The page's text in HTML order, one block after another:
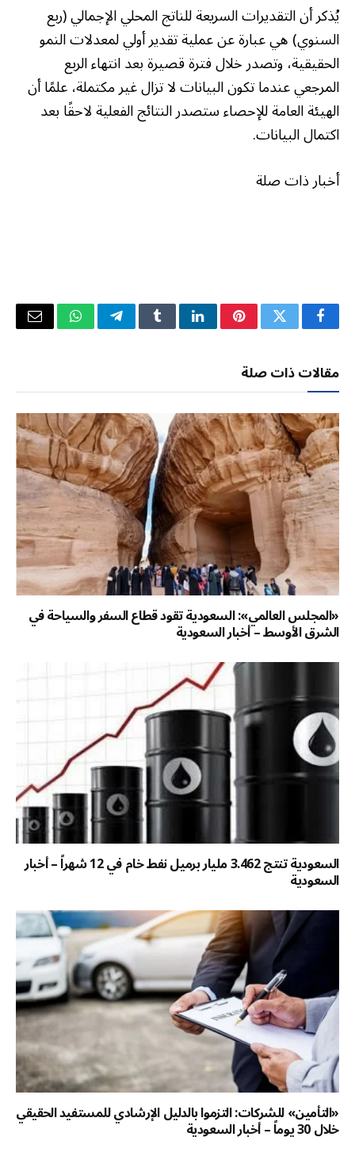
يُذكر أن التقديرات السريعة للناتج المحلي الإجمالي (ربع
السنوي) هي عبارة عن عملية تقدير أولي لمعدلات النمو
الحقيقية، وتصدر خلال فترة قصيرة بعد انتهاء الربع
المرجعي عندما تكون البيانات لا تزال غير مكتملة، علمًا أن
الهيئة العامة للإحصاء ستصدر النتائج الفعلية لاحقًا بعد
اكتمال البيانات.
أخبار ذات صلة
فيسبوكتويتر بينتيريستلينكدإنTumblrتيلقرامواتسابالبريد
مقالات ذات صلة
«المجلس العالمي»: السعودية تقود قطاع السفر والسياحة في
الشرق الأوسط – أخبار السعودية
السعودية تنتج 3.462 مليار برميل نفط خام في 12 شهراً – أخبار
السعودية
«التأمين» للشركات: التزموا بالدليل الإرشادي للمستفيد الحقيقي
خلال 30 يوماً – أخبار السعودية